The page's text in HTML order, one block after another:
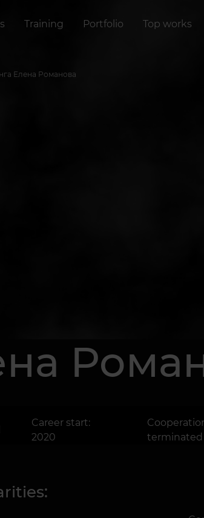
Training Portfolio Top works
Елена Романова
Career start:
2020
terminated